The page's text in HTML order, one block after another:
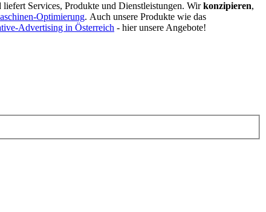
Services, Produkte und Dienstleistungen. Wirkonzipieren,
Optimierung. Auch unsere Produkte wie das
Advertising in Österreich - hier unsere Angebote!